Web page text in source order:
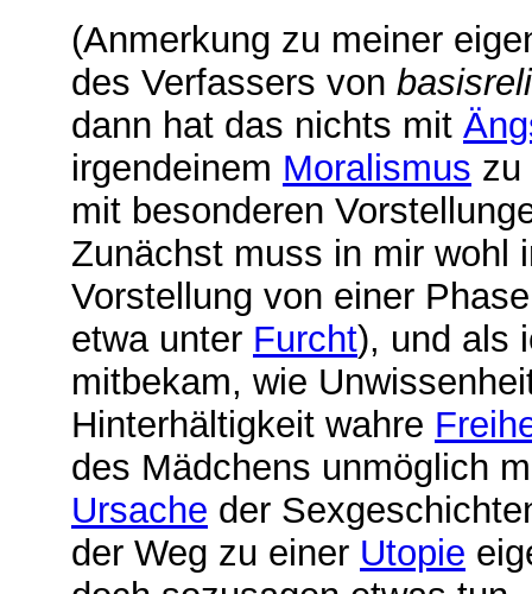
(Anmerkung zu meiner
des Verfassers von
dann hat das nichts mit
irgendeinem Moralismus zu
mit besonderen
Zunächst muss in mir wohl
Vorstellung von einer
etwa unter Furcht), und als
mitbekam, wie
Hinterhältigkeit wahre
des Mädchens unmöglich
Ursache der
der Weg zu einer Utopie